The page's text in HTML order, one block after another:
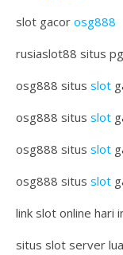
slot gacor osg888
rusiaslot88 situs
osg888 situs slot
osg888 situs slot
osg888 situs slot
osg888 situs slot
link slot online hari
situs slot server